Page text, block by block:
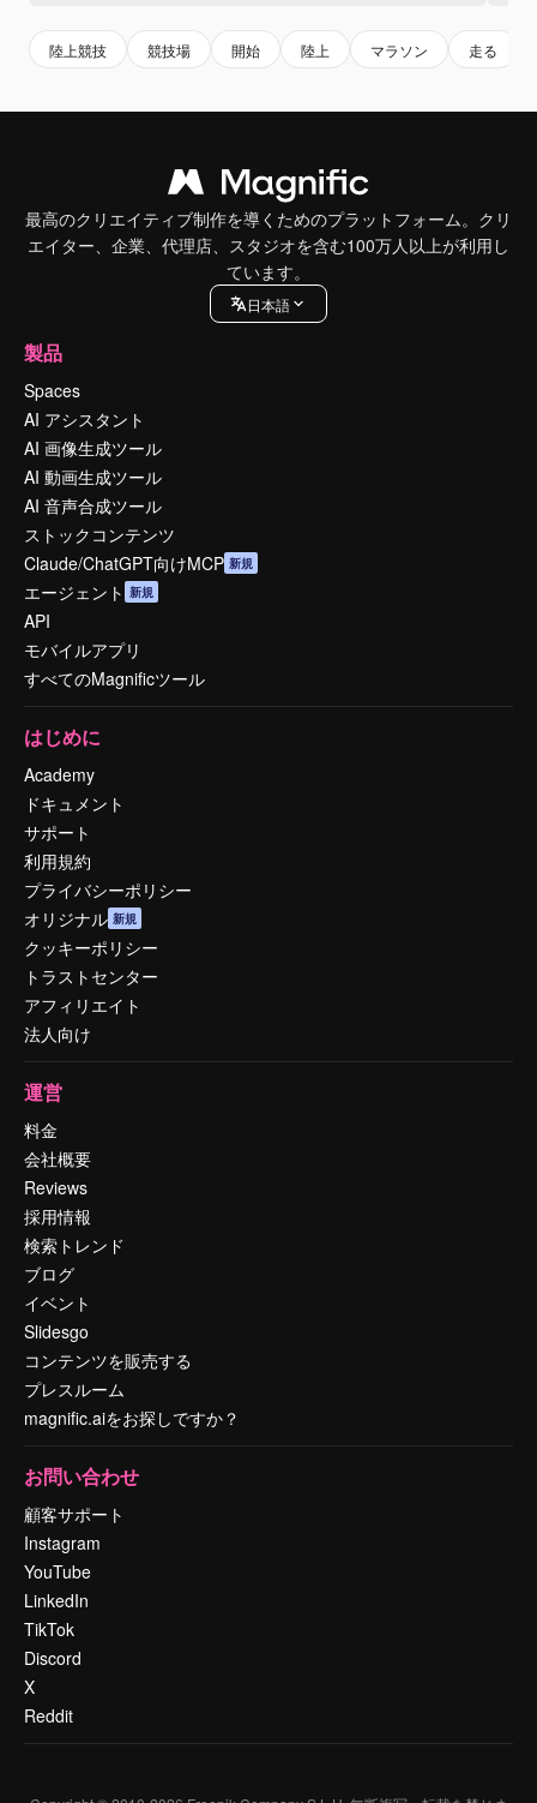
陸上競技 競技場 開始 陸上 マラソン 走る
最高のクリエイティブ制作を導くためのプラットフォーム。クリ
エイター、企業、代理店、スタジオを含む100万人以上が利用し
ています。
日本語
製品
Spaces
AI アシスタント
AI 画像生成ツール
AI 動画生成ツール
AI 音声合成ツール
ストックコンテンツ
Claude/ChatGPT向けMCP 新規
エージェント 新規
API
モバイルアプリ
すべてのMagnificツール
はじめに
Academy
ドキュメント
サポート
利用規約
プライバシーポリシー
オリジナル 新規
クッキーポリシー
トラストセンター
アフィリエイト
法人向け
運営
料金
会社概要
Reviews
採用情報
検索トレンド
ブログ
イベント
Slidesgo
コンテンツを販売する
プレスルーム
magnific.aiをお探しですか？
お問い合わせ
顧客サポート
Instagram
YouTube
LinkedIn
TikTok
Discord
X
Reddit